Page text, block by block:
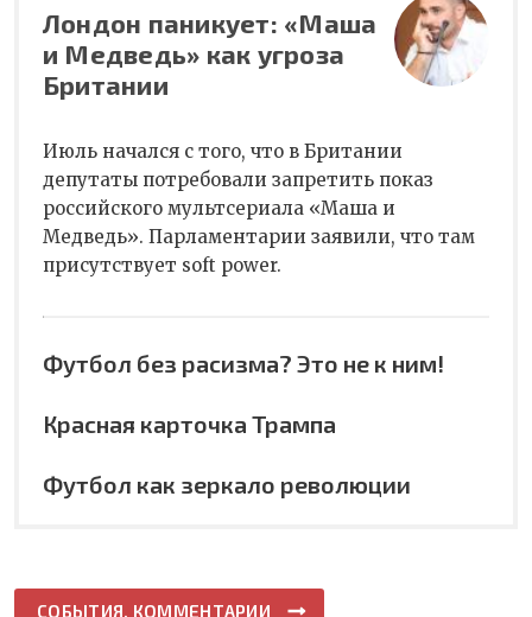
Лондон паникует: «Маша
и Медведь» как угроза
Британии
Июль начался с того, что в Британии
депутаты потребовали запретить показ
российского мультсериала «Маша и
Медведь». Парламентарии заявили, что там
присутствует soft power.
Футбол без расизма? Это не к ним!
Красная карточка Трампа
Футбол как зеркало революции
СОБЫТИЯ. КОММЕНТАРИИ